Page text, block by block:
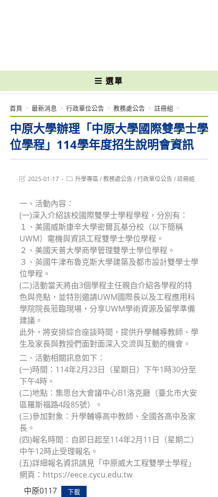
選單
中原大學辦理「中原大學國際雙學士學
位學程」114學年度招生說明會資訊
首頁 > 最新消息 > 行政單位公告 > 教務處公告 > 註冊組 >
Post2025-01-17
Post升學專區/教務處公告/行政單位公告/註冊組
一、活動內容：
(一)深入介紹該校國際雙學士學程學程，分別有：
１、美國威斯康辛大學密爾瓦基分校（以下簡稱
UWM）電機與資訊工程雙學士學位學程。
２、美國天普大學商學管理雙學士學位學程。
３、英國牛津布魯克斯大學建築及都市設計雙學士學
位學程。
(二)活動當天將由3個學程主任親自介紹各學程的特
色與亮點，並特別邀請UWM國際長以及工程應用科
學院院長蒞臨現場，分享UWM學術資源及留學準備
建議。
此外，將安排綜合座談時間，提供升學輔導教師、學
生及家長與教授們面對面深入交流與互動的機會。
二、活動相關訊息如下：
(一)時間：114年2月23日（星期日）下午1時30分至
下午4時。
(二)地點：集思台大會議中心B1洛克廳（臺北市大安
區羅斯福路4段85號）。
(三)參加對象：升學輔導高中教師、全國各高中及家
長。
(四)報名時間：自即日起至114年2月11日（星期二）
中午12時止受理報名。
(五)詳細報名資訊請見「中原威大工程雙學士學程」
網頁：https://eece.cycu.edu.tw
中原0117
下載